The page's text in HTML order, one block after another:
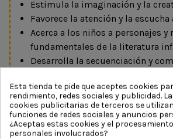
Estimula la imaginación y la
Favorece la atención y la escucha
Acerca a los niños a personajes y
fundamentales de la literatura
Desarrolla la secuenciación y
Potencia la expresión verbal y la
Promueve momentos de lectura
familia.
Transmite valores, emociones y
Esta tienda te pide que aceptes cookies
rendimiento, redes sociales y publicidad.
cookies publicitarias de terceros se
funciones de redes sociales y anuncios
¿Aceptas estas cookies y el
personales involucrados?